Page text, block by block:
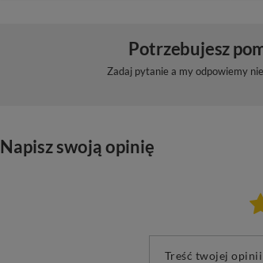
Potrzebujesz
Zadaj pytanie a my odpowiemy
Napisz swoją opinię
Treść twojej opinii